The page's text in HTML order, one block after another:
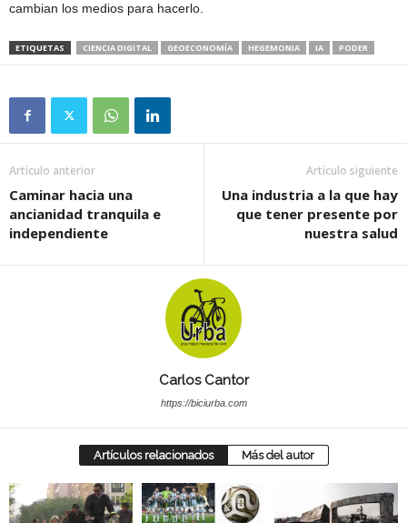
cambian los medios para hacerlo.
ETIQUETAS CIENCIA DIGITAL GEOECONOMÍA HEGEMONIA IA PODER
Artículo anterior
Caminar hacia una
ancianidad tranquila e
independiente
Artículo siguiente
Una industria a la que hay
que tener presente por
nuestra salud
Carlos Cantor
https://biciurba.com
Artículos relacionados Más del autor